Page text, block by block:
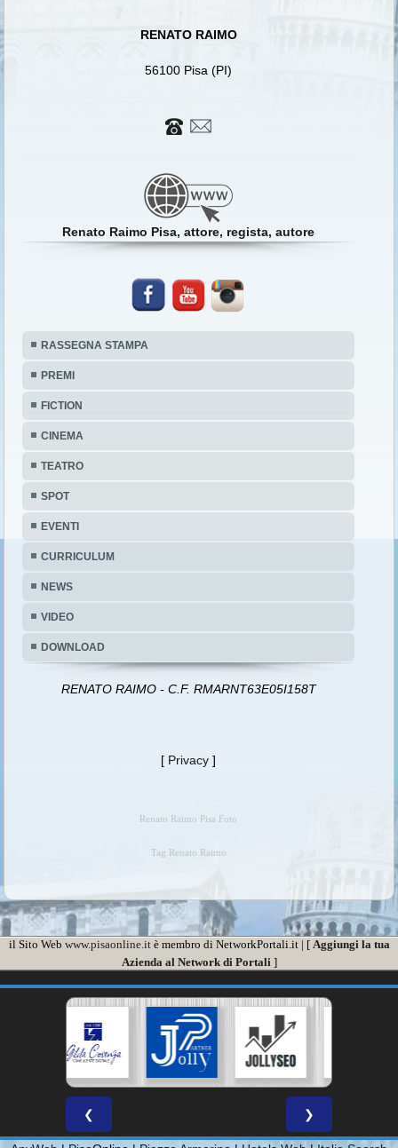
RENATO RAIMO
56100 Pisa (PI)
Renato Raimo Pisa, attore, regista, autore
RASSEGNA STAMPA
PREMI
FICTION
CINEMA
TEATRO
SPOT
EVENTI
CURRICULUM
NEWS
VIDEO
DOWNLOAD
RENATO RAIMO - C.F. RMARNT63E05I158T
[ Privacy ]
Renato Raimo Pisa Foto
Tag Renato Raimo
il Sito Web www.pisaonline.itè membro di NetworkPortali.it | [ Aggiungi la tua
Azienda al Network di Portali]
❮ ❯